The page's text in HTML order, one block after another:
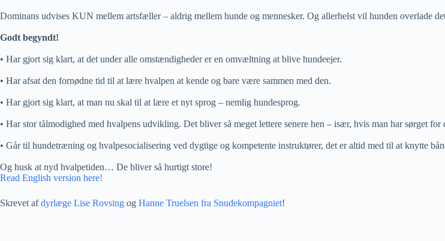
Dominans udvises KUN mellem artsfæller – aldrig mellem hunde og mennesker. Og allerhelst vil hunden overlade
Godt begyndt!
• Har gjort sig klart, at det under alle omstændigheder er en omvæltning at blive hundeejer.
• Har afsat den fornødne tid til at lære hvalpen at kende og bare være sammen med den.
• Har gjort sig klart, at man nu skal til at lære et nyt sprog – nemlig hundesprog.
• Har stor tålmodighed med hvalpens udvikling. Det bliver så meget lettere senere hen – især, hvis man har sørget
• Går til hundetræning og hvalpesocialisering ved dygtige og kompetente instruktører, det er altid med til at knytte
Og husk at nyd hvalpetiden… De bliver så hurtigt store!
Read English version here!
Skrevet afdyrlæge Lise Rovsing og Hanne Truelsen fra Snudekompagniet!